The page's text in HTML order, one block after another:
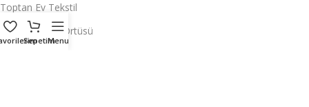
Toptan Ev Tekstil
Toptan Masa Örtüsü
SepetimMenu